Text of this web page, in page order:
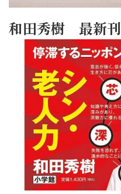
和田秀樹 最新刊